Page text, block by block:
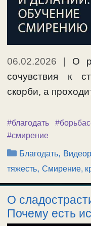
06.02.2026
О
сочувствия к
скорби, а
#благодать
#смирение
Рубрики
Благодать,
тяжесть, Смирение,
О
Почему есть